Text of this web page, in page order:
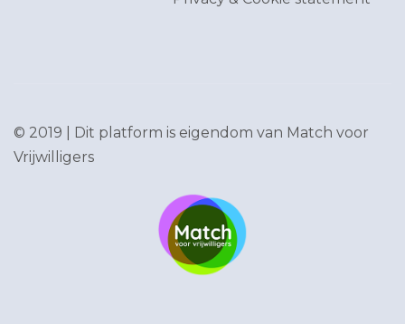
© 2019 | Dit platform is eigendom van Match voor
Vrijwilligers